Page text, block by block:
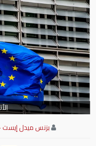
بزنس ميدل